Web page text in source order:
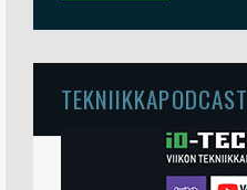
TEKNIIKKAPODCAST